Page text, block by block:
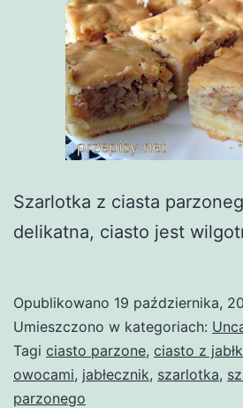
Szarlotka z ciasta
delikatna, ciasto jest
Opublikowano 19 października,
Umieszczono w kategoriach:
Tagi ciasto parzone, ciasto z
owocami, jabłecznik, szarlotka,
parzonego